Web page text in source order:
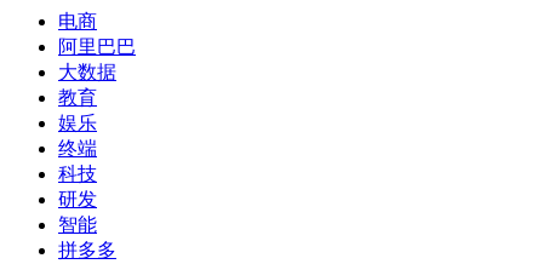
电商
阿里巴巴
大数据
教育
娱乐
终端
科技
研发
智能
拼多多